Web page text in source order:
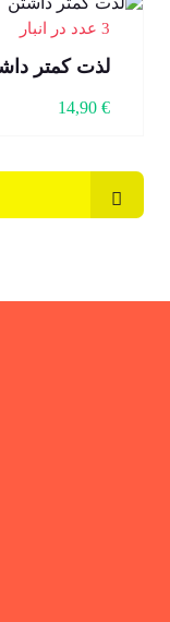
3 عدد در انبار
لذت کمتر
14,90 €